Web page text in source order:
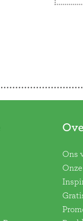
Ons